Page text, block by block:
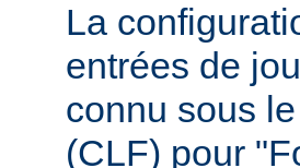
La
entrées de
connu sous
(CLF) pour